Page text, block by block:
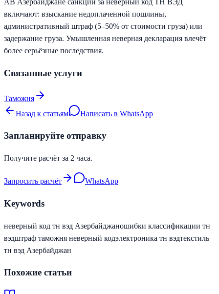
A В Азербайджане санкции за неверный код ТН ВЭД
включают: взыскание недоплаченной пошлины,
административный штраф (5–50% от стоимости груза) или
задержание груза. Умышленная неверная декларация влечёт
более серьёзные последствия.
Связанные услуги
Таможня
Назад к статьям
Написать в WhatsApp
Запланируйте отправку
Получите расчёт за 2 часа.
Запросить расчёт WhatsApp
Keywords
неверный код тн вэд Азербайджаношибки классификации тн
вэдштраф таможня неверный кодэлектроника тн вэдтекстиль
тн вэд Азербайджан
Похожие статьи